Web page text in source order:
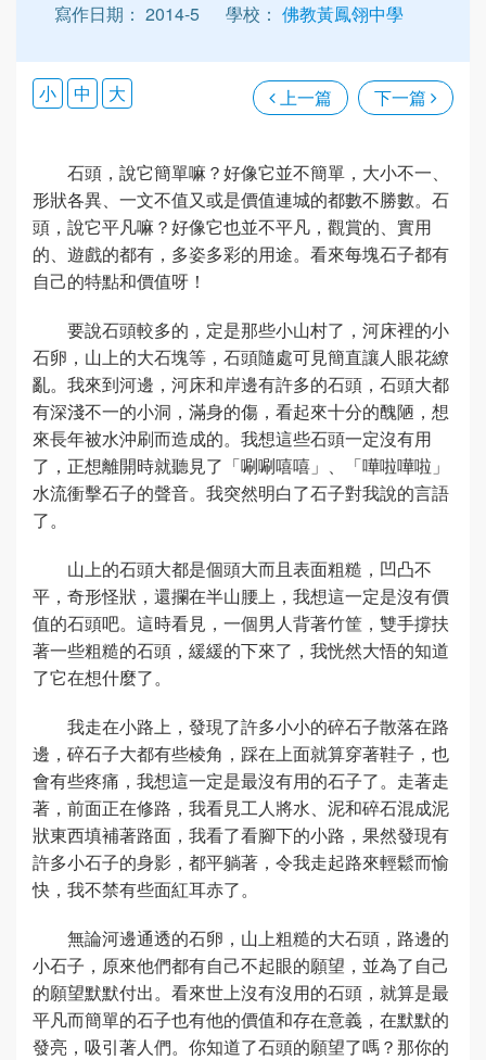
寫作日期： 2014-5
學校： 佛教黃鳳翎中學
上一篇 下一篇
小 中 大
石頭，說它簡單嘛？好像它並不簡單，大小不一、
形狀各異、一文不值又或是價值連城的都數不勝數。石
頭，說它平凡嘛？好像它也並不平凡，觀賞的、實用
的、遊戲的都有，多姿多彩的用途。看來每塊石子都有
自己的特點和價值呀！
要說石頭較多的，定是那些小山村了，河床裡的小
石卵，山上的大石塊等，石頭隨處可見簡直讓人眼花繚
亂。我來到河邊，河床和岸邊有許多的石頭，石頭大都
有深淺不一的小洞，滿身的傷，看起來十分的醜陋，想
來長年被水沖刷而造成的。我想這些石頭一定沒有用
了，正想離開時就聽見了「唰唰嘻嘻」、「嘩啦嘩啦」
水流衝擊石子的聲音。我突然明白了石子對我說的言語
了。
山上的石頭大都是個頭大而且表面粗糙，凹凸不
平，奇形怪狀，還攔在半山腰上，我想這一定是沒有價
值的石頭吧。這時看見，一個男人背著竹筐，雙手撐扶
著一些粗糙的石頭，緩緩的下來了，我恍然大悟的知道
了它在想什麼了。
我走在小路上，發現了許多小小的碎石子散落在路
邊，碎石子大都有些棱角，踩在上面就算穿著鞋子，也
會有些疼痛，我想這一定是最沒有用的石子了。走著走
著，前面正在修路，我看見工人將水、泥和碎石混成泥
狀東西填補著路面，我看了看腳下的小路，果然發現有
許多小石子的身影，都平躺著，令我走起路來輕鬆而愉
快，我不禁有些面紅耳赤了。
無論河邊通透的石卵，山上粗糙的大石頭，路邊的
小石子，原來他們都有自己不起眼的願望，並為了自己
的願望默默付出。看來世上沒有沒用的石頭，就算是最
平凡而簡單的石子也有他的價值和存在意義，在默默的
發亮，吸引著人們。你知道了石頭的願望了嗎？那你的